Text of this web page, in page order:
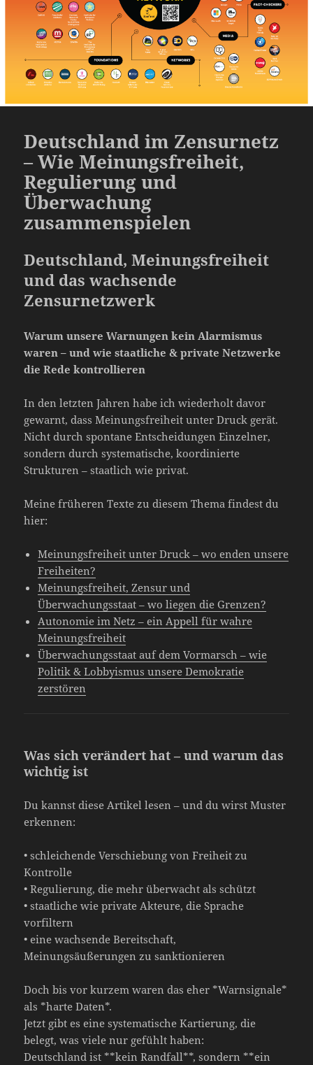
Deutschland im Zensurnetz
– Wie Meinungsfreiheit,
Regulierung und
Überwachung
zusammenspielen
Deutschland, Meinungsfreiheit
und das wachsende
Zensurnetzwerk
Warum unsere Warnungen kein Alarmismus
waren – und wie staatliche & private Netzwerke
die Rede kontrollieren
In den letzten Jahren habe ich wiederholt davor
gewarnt, dass Meinungsfreiheit unter Druck gerät.
Nicht durch spontane Entscheidungen Einzelner,
sondern durch systematische, koordinierte
Strukturen – staatlich wie privat.
Meine früheren Texte zu diesem Thema findest du
hier:
Meinungsfreiheit unter Druck – wo enden unsere
Freiheiten?
Meinungsfreiheit, Zensur und
Überwachungsstaat – wo liegen die Grenzen?
Autonomie im Netz – ein Appell für wahre
Meinungsfreiheit
Überwachungsstaat auf dem Vormarsch – wie
Politik & Lobbyismus unsere Demokratie
zerstören
Was sich verändert hat – und warum das
wichtig ist
Du kannst diese Artikel lesen – und du wirst Muster
erkennen:
• schleichende Verschiebung von Freiheit zu
Kontrolle
• Regulierung, die mehr überwacht als schützt
• staatliche wie private Akteure, die Sprache
vorfiltern
• eine wachsende Bereitschaft,
Meinungsäußerungen zu sanktionieren
Doch bis vor kurzem waren das eher *Warnsignale*
als *harte Daten*.
Jetzt gibt es eine systematische Kartierung, die
belegt, was viele nur gefühlt haben:
Deutschland ist **kein Randfall**, sondern **ein